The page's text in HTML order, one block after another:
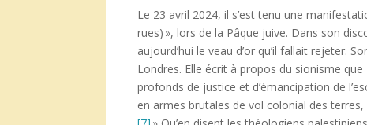
Le 23 avril 2024, il s’est tenu une
rues) », lors de la Pâque juive. Dans son
aujourd’hui le veau d’or qu’il fallait rejeter.
Londres. Elle écrit à propos du sionisme
profonds de justice et d’émancipation de
en armes brutales de vol colonial des